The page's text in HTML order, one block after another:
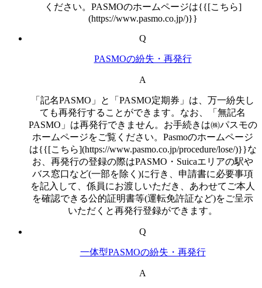
ください。PASMOのホームページは{{[こちら]
(https://www.pasmo.co.jp/)}}
Q
PASMOの紛失・再発行
A
「記名PASMO」と「PASMO定期券」は、万一紛失し
ても再発行することができます。なお、「無記名
PASMO」は再発行できません。お手続きは㈱パスモの
ホームページをご覧ください。Pasmoのホームページ
は{{[こちら](https://www.pasmo.co.jp/procedure/lose/)}}な
お、再発行の登録の際はPASMO・Suicaエリアの駅や
バス窓口など(一部を除く)に行き、申請書に必要事項
を記入して、係員にお渡しいただき、あわせてご本人
を確認できる公的証明書等(運転免許証など)をご呈示
いただくと再発行登録ができます。
Q
一体型PASMOの紛失・再発行
A